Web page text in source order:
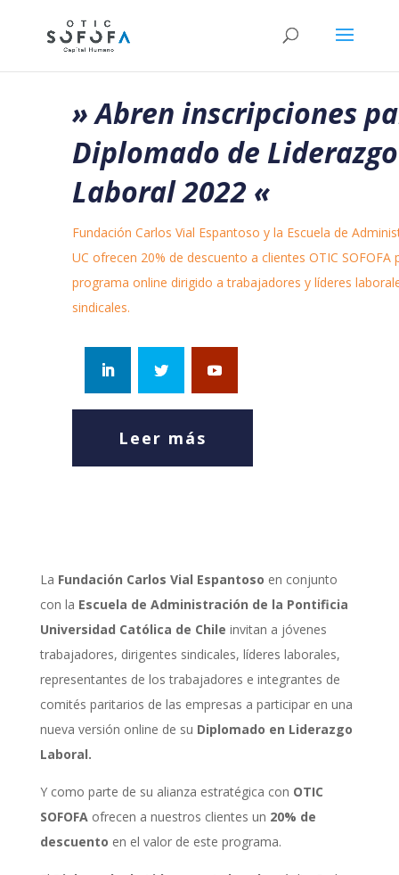
» Abren inscripciones
Diplomado de Liderazgo
Laboral 2022 «
Fundación Carlos Vial Espantoso y la Escuela de
UC ofrecen 20% de descuento a clientes OTIC SOFOFA
programa online dirigido a trabajadores y líderes
sindicales.
Leer más
La Fundación Carlos Vial Espantoso en conjunto
con la Escuela de Administración de la Pontificia
Universidad Católica de Chile invitan a jóvenes
trabajadores, dirigentes sindicales, líderes laborales,
representantes de los trabajadores e integrantes de
comités paritarios de las empresas a participar en una
nueva versión online de su Diplomado en Liderazgo
Laboral.
Y como parte de su alianza estratégica con OTIC
SOFOFA ofrecen a nuestros clientes un 20% de
descuento en el valor de este programa.